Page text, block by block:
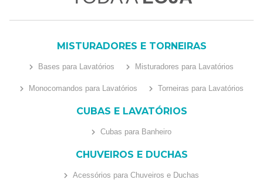
MISTURADORES E TORNEIRAS
Bases para Lavatórios Misturadores para Lavatórios
Monocomandos para Lavatórios Torneiras para Lavatórios
CUBAS E LAVATÓRIOS
Cubas para Banheiro
CHUVEIROS E DUCHAS
Acessórios para Chuveiros e Duchas